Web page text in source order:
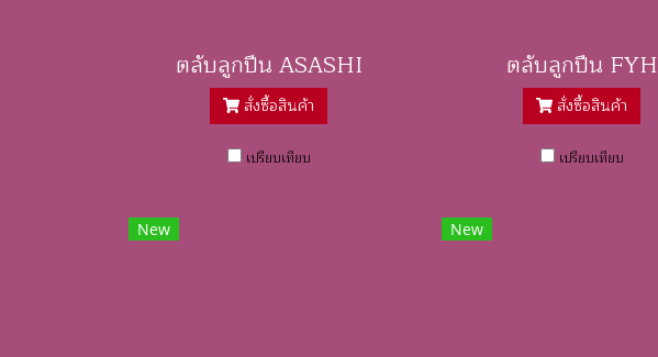
ตลับลูกปืน ASASHI
สั่งซื้อสินค้า
เปรียบเทียบ
ตลับลูกปืน FYH
สั่งซื้อสินค้า
เปรียบเทียบ
New New